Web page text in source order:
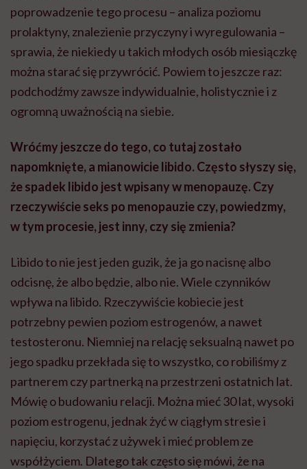
poprowadzenie tego procesu – analiza poziomu
prolaktyny, znalezienie przyczyny i wyregulowania –
sprawia, że niekiedy u takich młodych osób miesiączkę
można starać się przywrócić. Powiem to jeszcze raz:
podchodźmy zawsze indywidualnie, holistycznie i z
ogromną uważnością na siebie.
Wróćmy jeszcze do tego, co tutaj zostało
napomknięte, a mianowicie libido. Często słyszy się,
że spadek libido jest wpisany w menopauzę. Czy
rzeczywiście seks po menopauzie czy, powiedzmy,
w tym procesie, jest inny, czy się zmienia?
Libido to nie jest jeden guzik, że ja go nacisnę albo
odcisnę, że albo będzie, albo nie. Wiele czynników
wpływa na libido. Rzeczywiście kobiecie jest
potrzebny pewien poziom estrogenów, a nawet
testosteronu. Niemniej na relację seksualną nawet po
jego spadku przekłada się to wszystko, co robiliśmy z
partnerem czy partnerką na przestrzeni ostatnich lat.
Mówię o budowaniu relacji. Można mieć 30 lat, wysoki
poziom estrogenu, jednak żyć w ciągłym stresie i
napięciu, korzystać z używek i mieć problem ze
współżyciem. Dlatego tak często się mówi, że na